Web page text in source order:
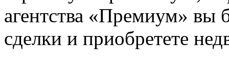
агентства «Премиум» вы
сделки и приобретете